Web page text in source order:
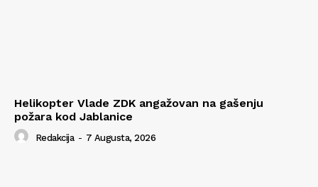
Helikopter Vlade ZDK angažovan na gašenju
požara kod Jablanice
Redakcija - 7 Augusta, 2026